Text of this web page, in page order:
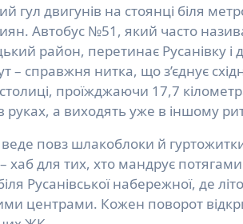
Автобус №51, який часто
район, перетинає Русанівку і
– справжня нитка, що з’єднує
проїжджаючи 17,7
руках, а виходять уже в іншому
повз шлакоблоки й
хаб для тих, хто мандрує
Русанівської набережної, де
центрами. Кожен поворот